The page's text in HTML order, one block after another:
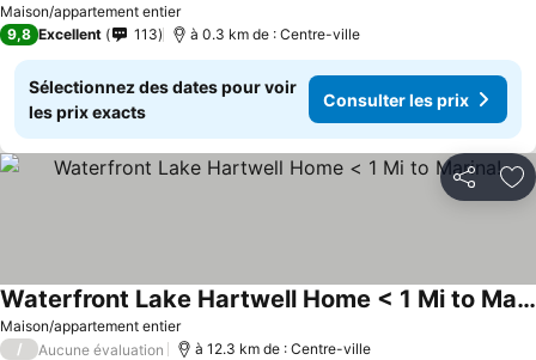
Maison/appartement entier
9,8 Excellent 113 à 0.3 km de : Centre-ville
Sélectionnez des dates pour voir
les prix exacts
Consulter les prix
Partager
Maison/appartement entier
Waterfront Lake Hartwell Home < 1 Mi to Marina!
/ Aucune évaluation à 12.3 km de : Centre-ville